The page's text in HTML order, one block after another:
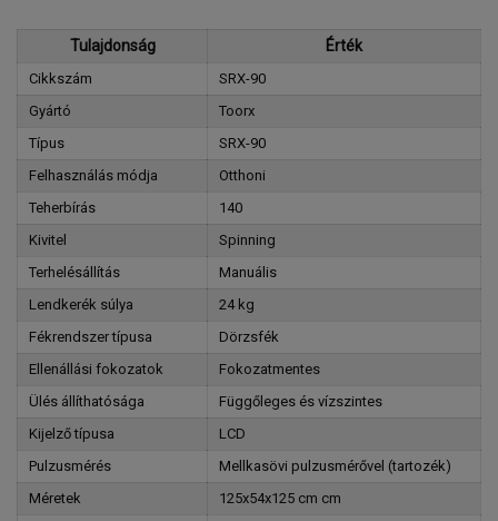
Tulajdonság Érték
Cikkszám
SRX-90
Gyártó
Toorx
Típus
SRX-90
Felhasználás módja
Otthoni
Teherbírás
140
Kivitel
Spinning
Terhelésállítás
Manuális
Lendkerék súlya
24 kg
Fékrendszer típusa
Dörzsfék
Ellenállási fokozatok
Fokozatmentes
Ülés állíthatósága
Függőleges és vízszintes
Kijelző típusa
LCD
Pulzusmérés
Mellkasövi pulzusmérővel (tartozék)
Méretek
125x54x125 cm cm